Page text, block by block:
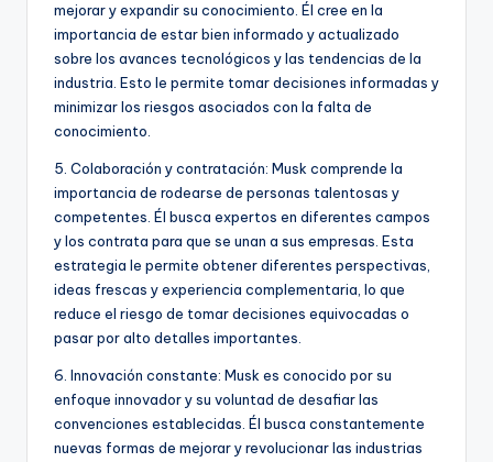
mejorar y expandir su conocimiento. Él cree en la
importancia de estar bien informado y actualizado
sobre los avances tecnológicos y las tendencias de la
industria. Esto le permite tomar decisiones informadas y
minimizar los riesgos asociados con la falta de
conocimiento.
5. Colaboración y contratación: Musk comprende la
importancia de rodearse de personas talentosas y
competentes. Él busca expertos en diferentes campos
y los contrata para que se unan a sus empresas. Esta
estrategia le permite obtener diferentes perspectivas,
ideas frescas y experiencia complementaria, lo que
reduce el riesgo de tomar decisiones equivocadas o
pasar por alto detalles importantes.
6. Innovación constante: Musk es conocido por su
enfoque innovador y su voluntad de desafiar las
convenciones establecidas. Él busca constantemente
nuevas formas de mejorar y revolucionar las industrias